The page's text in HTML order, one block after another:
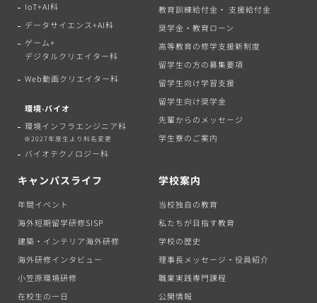
IoT+AI科
データサイエンス+AI科
ゲーム+
デジタルクリエイター科
Web動画クリエイター科
環境‧バイオ
環境インフラエンジニア科
※2027年度生より科名変更
バイオテクノロジー科
教育訓練給付金・ 支援給付金
奨学金・教育ローン
高等教育の修学支援新制度
留学生の方の募集要項
留学生向け学習支援
留学生向け奨学金
先輩からのメッセージ
学生寮のご案内
キャンパスライフ
年間イベント
海外短期留学研修SISP
建築・インテリア海外研修
海外研修インタビュー
小笠原環境研修
在校生の一日
学校案内
当校独自の教育
私たちが目指す教育
学校の歴史
理事長メッセージ・役員紹介
職業実践専門課程
公開情報